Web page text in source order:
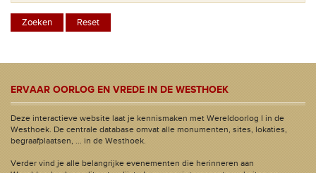
ERVAAR OORLOG EN VREDE IN DE WESTHOEK
Deze interactieve website laat je kennismaken met Wereldoorlog I in de
Westhoek. De centrale database omvat alle monumenten, sites, lokaties,
begraafplaatsen, ... in de Westhoek.
Verder vind je alle belangrijke evenementen die herinneren aan